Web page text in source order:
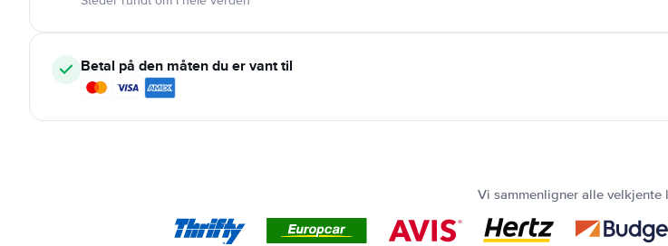
Betal på den måten du er vant til
Vi sammenligner alle velkjente